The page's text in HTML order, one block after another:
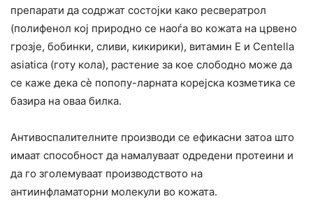
препарати да содржат состојки како ресвератрол
(полифенол кој природно се наоѓа во кожата на црвено
грозје, бобинки, сливи, кикирики), витамин Е и Centella
asiatica (готу кола), растение за кое слободно може да
се каже дека сè попопу-ларната корејска козметика се
базира на оваа билка.
Антивоспалителните производи се ефикасни затоа што
имаат способност да намалуваат одредени протеини и
да го зголемуваат производството на
антиинфламаторни молекули во кожата.